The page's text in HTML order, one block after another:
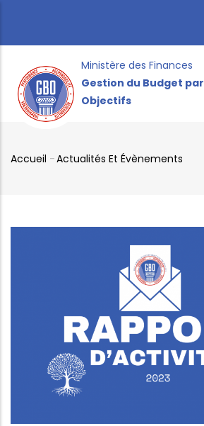
contenu
Ministère des Finances
Gestion du Budget par
Objectifs
Accueil -Actualités Et Évènements